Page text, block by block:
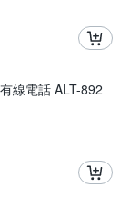
線電話 ALT-892